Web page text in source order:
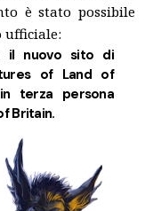
è stato possibile
ufficiale:
il nuovo sito di
of Land of
terza persona
Britain.